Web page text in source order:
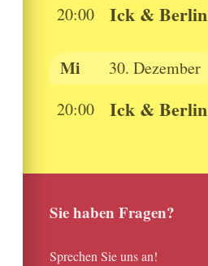
20:00
Ick & Berlin
Mi 30. Dezember
20:00
Ick & Berlin
Sie haben Fragen?
Sprechen Sie uns an!